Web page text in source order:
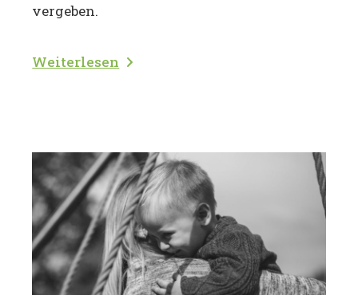
vergeben.
Weiterlesen